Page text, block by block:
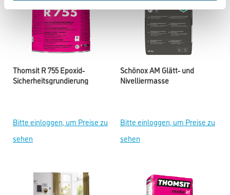
Thomsit R 755 Epoxid-
Sicherheitsgrundierung
Bitte einloggen, um Preise zu
sehen
Schönox AM Glätt- und
Nivelliermasse
Bitte einloggen, um Preise zu
sehen